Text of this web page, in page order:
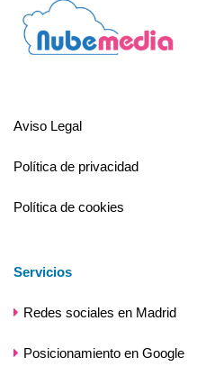
Aviso Legal
Política de privacidad
Política de cookies
Servicios
Redes sociales en Madrid
Posicionamiento en Google